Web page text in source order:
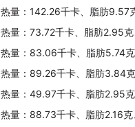
热量：142.26千卡、脂肪9.57
热量：73.72千卡、脂肪2.95
热量：83.06千卡、脂肪5.74
热量：89.26千卡、脂肪3.84
热量：49.97千卡、脂肪2.95
热量：88.73千卡、脂肪2.16